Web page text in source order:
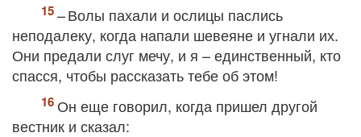
– Волы пахали и ослицы паслись
неподалеку, когда напали шевеяне и угнали их.
Они предали слуг мечу, и я – единственный, кто
спасся, чтобы рассказать тебе об этом!
Он еще говорил, когда пришел другой
вестник и сказал: